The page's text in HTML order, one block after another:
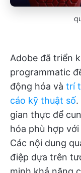
Adobe đã triển
programmatic
động hóa và trí
cáo kỹ thuật số.
gian thực để
hóa phù hợp
Các nội dung
điệp dựa trên